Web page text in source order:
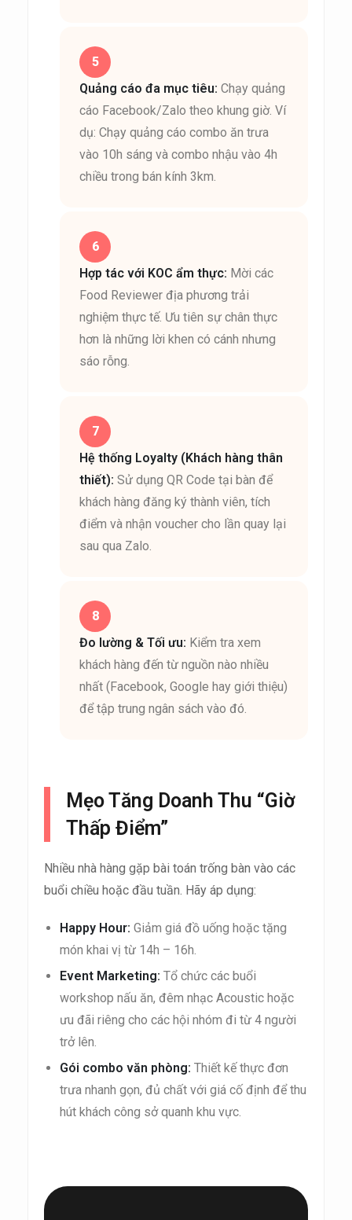
Quảng cáo đa mục tiêu: Chạy quảng
cáo Facebook/Zalo theo khung giờ. Ví
dụ: Chạy quảng cáo combo ăn trưa
vào 10h sáng và combo nhậu vào 4h
chiều trong bán kính 3km.
Hợp tác với KOC ẩm thực: Mời các
Food Reviewer địa phương trải
nghiệm thực tế. Ưu tiên sự chân thực
hơn là những lời khen có cánh nhưng
sáo rỗng.
Hệ thống Loyalty (Khách hàng thân
thiết): Sử dụng QR Code tại bàn để
khách hàng đăng ký thành viên, tích
điểm và nhận voucher cho lần quay lại
sau qua Zalo.
Đo lường & Tối ưu: Kiểm tra xem
khách hàng đến từ nguồn nào nhiều
nhất (Facebook, Google hay giới thiệu)
để tập trung ngân sách vào đó.
Mẹo Tăng Doanh Thu “Giờ
Thấp Điểm”
Nhiều nhà hàng gặp bài toán trống bàn vào các
buổi chiều hoặc đầu tuần. Hãy áp dụng:
Happy Hour: Giảm giá đồ uống hoặc tặng
món khai vị từ 14h – 16h.
Event Marketing: Tổ chức các buổi
workshop nấu ăn, đêm nhạc Acoustic hoặc
ưu đãi riêng cho các hội nhóm đi từ 4 người
trở lên.
Gói combo văn phòng: Thiết kế thực đơn
trưa nhanh gọn, đủ chất với giá cố định để thu
hút khách công sở quanh khu vực.